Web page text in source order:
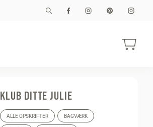
KLUB DITTE JULIE
ALLE OPSKRIFTER BAGVÆRK